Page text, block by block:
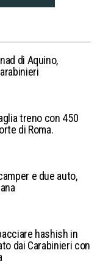
di Aquino,
treno con 450
di Roma.
e due auto,
hashish in
dai Carabinieri con